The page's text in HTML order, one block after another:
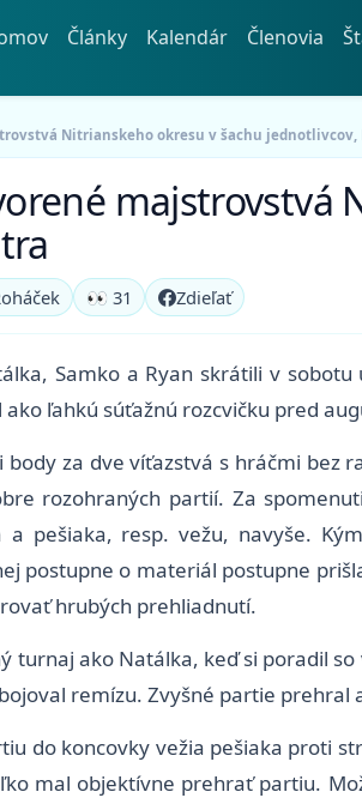
Články Kalendár Členovia
Nitrianskeho okresu v šachu jednotlivcov,
majstrovstvá
👀 31 Zdieľať
Samko a Ryan skrátili v
ľahkú súťažnú rozcvičku pred
body za dve víťazstvá s hráčmi
rozohraných partií. Za
pešiaka, resp. vežu, navyše.
postupne o materiál postupne
hrubých prehliadnutí.
turnaj ako Natálka, keď si poradil
remízu. Zvyšné partie
do koncovky vežia pešiaka proti
mal objektívne prehrať partiu.